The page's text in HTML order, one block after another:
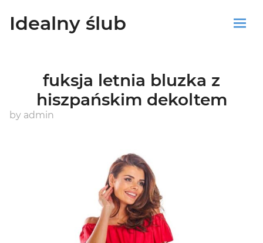
Idealny ślub
Koszyk
fuksja letnia bluzka z
hiszpańskim dekoltem
by admin